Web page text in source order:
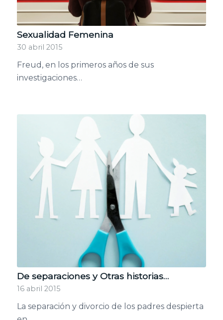
Sexualidad Femenina
30 abril 2015
Freud, en los primeros años de sus
investigaciones…
De separaciones y Otras historias…
16 abril 2015
La separación y divorcio de los padres despierta